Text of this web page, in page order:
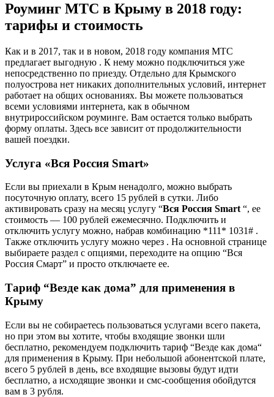
Роуминг МТС в Крыму в 2018 году:
тарифы и стоимость
Как и в 2017, так и в новом, 2018 году компания МТС
предлагает выгодную . К нему можно подключиться уже
непосредственно по приезду. Отдельно для Крымского
полуострова нет никаких дополнительных условий, интернет
работает на общих основаниях. Вы можете пользоваться
всеми условиями интернета, как в обычном
внутрироссийском роуминге. Вам остается только выбрать
форму оплаты. Здесь все зависит от продолжительности
вашей поездки.
Услуга «Вся Россия Smart»
Если вы приехали в Крым ненадолго, можно выбрать
посуточную оплату, всего 15 рублей в сутки. Либо
активировать сразу на месяц услугу “Вся Россия Smart“, ее
стоимость — 100 рублей ежемесячно. Подключить и
отключить услугу можно, набрав комбинацию *111* 1031# .
Также отключить услугу можно через . На основной странице
выбираете раздел с опциями, переходите на опцию “Вся
Россия Смарт” и просто отключаете ее.
Тариф “Везде как дома” для применения в
Крыму
Если вы не собираетесь пользоваться услугами всего пакета,
но при этом вы хотите, чтобы входящие звонки шли
бесплатно, рекомендуем подключить тариф “Везде как дома“
для применения в Крыму. При небольшой абонентской плате,
всего 5 рублей в день, все входящие вызовы будут идти
бесплатно, а исходящие звонки и смс-сообщения обойдутся
вам в 3 рубля.